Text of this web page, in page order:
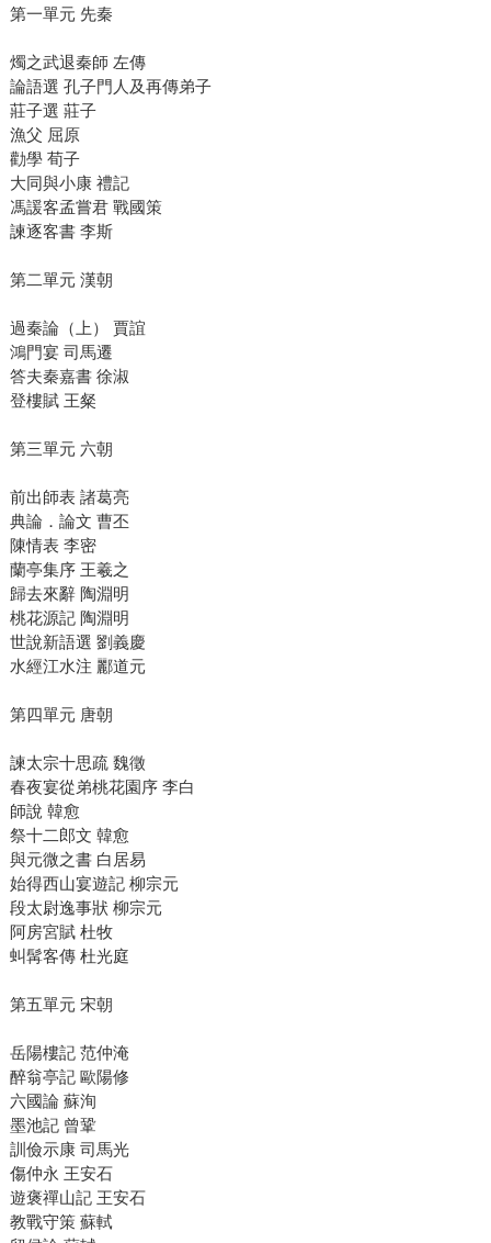
第一單元 先秦
燭之武退秦師 左傳
論語選 孔子門人及再傳弟子
莊子選 莊子
漁父 屈原
勸學 荀子
大同與小康 禮記
馮諼客孟嘗君 戰國策
諫逐客書 李斯
第二單元 漢朝
過秦論（上） 賈誼
鴻門宴 司馬遷
答夫秦嘉書 徐淑
登樓賦 王粲
第三單元 六朝
前出師表 諸葛亮
典論．論文 曹丕
陳情表 李密
蘭亭集序 王羲之
歸去來辭 陶淵明
桃花源記 陶淵明
世說新語選 劉義慶
水經江水注 酈道元
第四單元 唐朝
諫太宗十思疏 魏徵
春夜宴從弟桃花園序 李白
師說 韓愈
祭十二郎文 韓愈
與元微之書 白居易
始得西山宴遊記 柳宗元
段太尉逸事狀 柳宗元
阿房宮賦 杜牧
虯髯客傳 杜光庭
第五單元 宋朝
岳陽樓記 范仲淹
醉翁亭記 歐陽修
六國論 蘇洵
墨池記 曾鞏
訓儉示康 司馬光
傷仲永 王安石
遊褒禪山記 王安石
教戰守策 蘇軾